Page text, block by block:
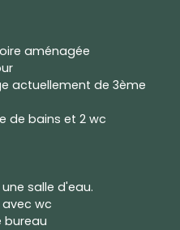
aménagée
actuellement de 3ème
de bains et 2 wc
salle d'eau.
wc
bureau